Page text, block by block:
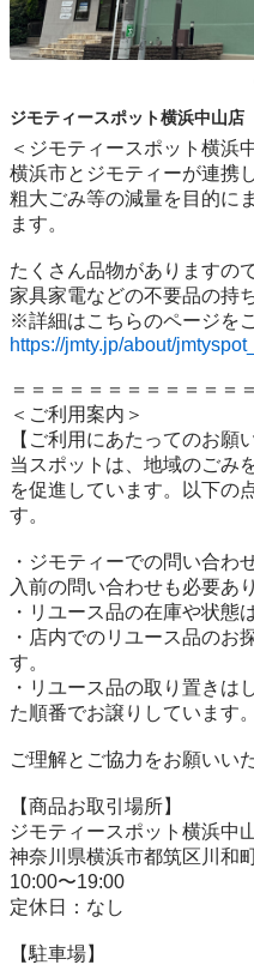
ジモティースポット横浜中山店
＜ジモティースポット横浜
横浜市とジモティーが連携
粗⼤ごみ等の減量を⽬的に
ます。
たくさん品物がありますの
家具家電などの不要品の持
https://jmty.jp/about/
＝＝＝＝＝＝＝＝＝＝＝＝
＜ご利用案内＞
【ご利用にあたってのお願い
当スポットは、地域のごみ
を促進しています。以下の
す。
・ジモティーでの問い合わ
入前の問い合わせも必要あ
・リユース品の在庫や状態
・店内でのリユース品のお
す。
・リユース品の取り置きは
た順番でお譲りしています。
ご理解とご協力をお願いい
【商品お取引場所】
ジモティースポット横浜中
神奈川県横浜市都筑区川和
10:00〜19:00
定休日：なし
【駐⾞場】